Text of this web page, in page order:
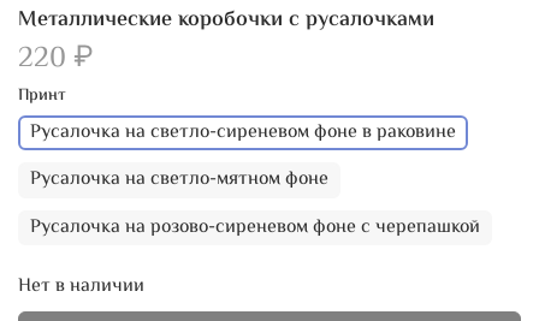
Металлические коробочки с русалочками
220 ₽
Принт
Русалочка на светло-сиреневом фоне в раковине
Русалочка на светло-мятном фоне
Русалочка на розово-сиреневом фоне с черепашкой
Нет в наличии